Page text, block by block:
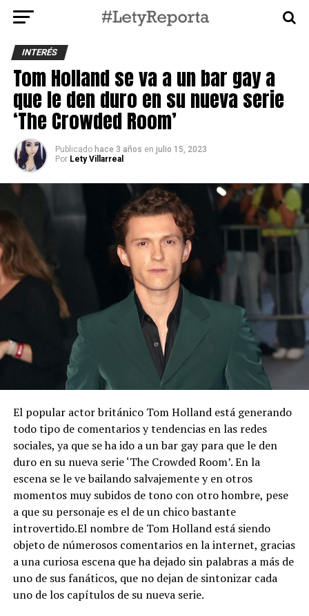
INTERÉS
Tom Holland se va a un bar gay a
que le den duro en su nueva serie
‘The Crowded Room’
Publicado hace 3 años en julio 15, 2023
Por Lety Villarreal
El popular actor británico Tom Holland está generando
todo tipo de comentarios y tendencias en las redes
sociales, ya que se ha ido a un bar gay para que le den
duro en su nueva serie ‘The Crowded Room’. En la
escena se le ve bailando salvajemente y en otros
momentos muy subidos de tono con otro hombre, pese
a que su personaje es el de un chico bastante
introvertido.El nombre de Tom Holland está siendo
objeto de númerosos comentarios en la internet, gracias
a una curiosa escena que ha dejado sin palabras a más de
uno de sus fanáticos, que no dejan de sintonizar cada
uno de los capítulos de su nueva serie.